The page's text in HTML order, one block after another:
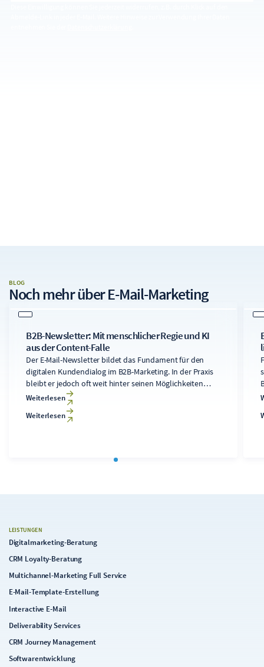
BLOG
Noch mehr überE-Mail-Marketing
B2B-Newsletter: Mit menschlicher Regie und KI
aus der Content-Falle
Der E-Mail-Newsletter bildet das Fundament für den
digitalen Kundendialog im B2B-Marketing. In der Praxis
bleibt er jedoch oft weit hinter seinen Möglichkeiten
zurück, da die Entwicklung fachlich fundierter und
relevanter Inhalte für die unterschiedlichen
Empfängerkreise zu aufwendig und zu teuer ist. Ein klar
Weiterlesen
Weiterlesen
LEISTUNGEN
Digitalmarketing-Beratung
CRM Loyalty-Beratung
Multichannel-Marketing Full Service
E-Mail-Template-Erstellung
Interactive E-Mail
Deliverability Services
CRM Journey Management
Softwarentwicklung